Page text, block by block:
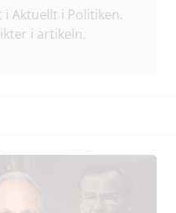
Aktuellt i Politiken.
i artikeln.